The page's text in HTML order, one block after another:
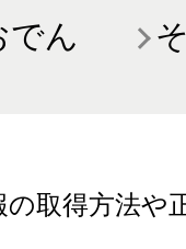
でん
の取得方法や